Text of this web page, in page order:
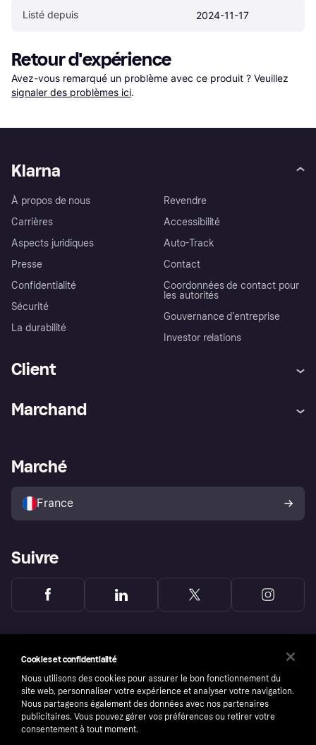
Listé depuis 2024-11-17
Retour d'expérience
Avez-vous remarqué un problème avec ce produit ? Veuillez
signaler des problèmes ici.
Klarna
À propos de nous
Carrières
Aspects juridiques
Presse
Confidentialité
Sécurité
La durabilité
Revendre
Accessibilité
Auto-Track
Contact
Coordonnées de contact pour
les autorités
Gouvernance d’entreprise
Investor relations
Client
Explorez les magasins
Politique de protection de
l’acheteur Klarna
Marchand
Portail Marchand
Marché
France
Suivre
Cookies et confidentialité
Nous utilisons des cookies pour assurer le bon fonctionnement du
site web, personnaliser votre expérience et analyser votre navigation.
Nous partageons également des données avec nos partenaires
publicitaires. Vous pouvez gérer vos préférences ou retirer votre
consentement à tout moment.